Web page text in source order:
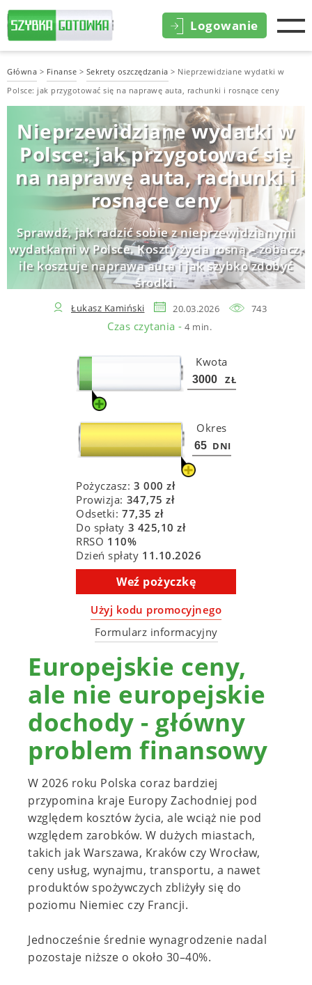
Logowanie
Główna > Finanse > Sekrety oszczędzania > Nieprzewidziane wydatki w
Polsce: jak przygotować się na naprawę auta, rachunki i rosnące ceny
Nieprzewidziane wydatki w
Polsce: jak przygotować się
na naprawę auta, rachunki i
rosnące ceny
Sprawdź, jak radzić sobie z nieprzewidzianymi
wydatkami w Polsce. Koszty życia rosną – zobacz,
ile kosztuje naprawa auta i jak szybko zdobyć
środki.
Łukasz Kamiński 20.03.2026 743
Czas czytania - 4 min.
Europejskie ceny,
ale nie europejskie
dochody - główny
problem finansowy
W 2026 roku Polska coraz bardziej
przypomina kraje Europy Zachodniej pod
względem kosztów życia, ale wciąż nie pod
względem zarobków. W dużych miastach,
takich jak Warszawa, Kraków czy Wrocław,
ceny usług, wynajmu, transportu, a nawet
produktów spożywczych zbliżyły się do
poziomu Niemiec czy Francji.
Jednocześnie średnie wynagrodzenie nadal
pozostaje niższe o około 30–40%.
Kwota
ZŁ
Okres
DNI
Pożyczasz: 3 000 zł
Prowizja: 347,75 zł
Odsetki: 77,35 zł
Do spłaty 3 425,10 zł
RRSO 110%
Dzień spłaty 11.10.2026
Weź pożyczkę
Użyj kodu promocyjnego
Formularz informacyjny